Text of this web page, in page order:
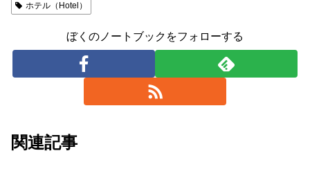
ホテル（Hotel）
ぼくのノートブックをフォローする
関連記事